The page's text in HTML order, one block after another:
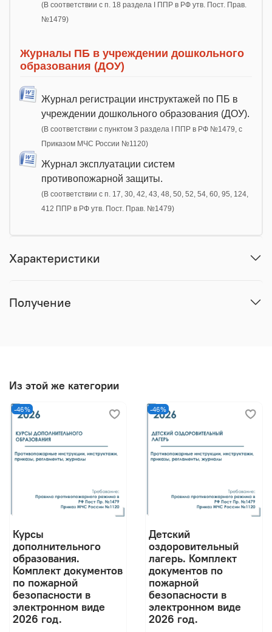
(В соответствии с п. 18 раздела I ППР в РФ утв. Пост. Прав.
№1479)
Журналы ПБ в учреждении дошкольного
образования (ДОУ)
Журнал регистрации инструктажей по ПБ в
учреждении дошкольного образования (ДОУ).
(В соответствии с пунктом 3 раздела I ППР в РФ №1479, с
Приказом МЧС России №1120)
Журнал эксплуатации систем
противопожарной защиты.
(В соответствии с п. 17, 30, 42, 43, 48, 50, 52, 54, 60, 95, 124,
412 ППР в РФ утв. Пост. Прав. №1479)
Характеристики
Получение
Из этой же категории
-46%
Курсы
дополнительного
образования.
Комплект документов
по пожарной
безопасности в
электронном виде
2026 год.
-46%
Детский
оздоровительный
лагерь. Комплект
документов по
пожарной
безопасности в
электронном виде
2026 год.